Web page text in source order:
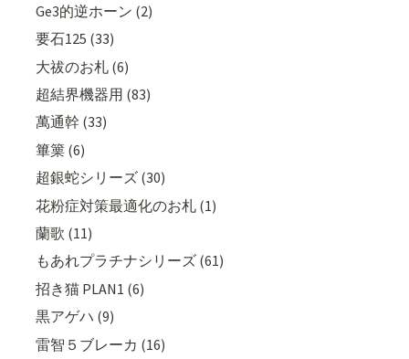
Ge3的逆ホーン (2)
要石125 (33)
大祓のお札 (6)
超結界機器用 (83)
萬通幹 (33)
篳篥 (6)
超銀蛇シリーズ (30)
花粉症対策最適化のお札 (1)
蘭歌 (11)
もあれプラチナシリーズ (61)
招き猫 PLAN1 (6)
黒アゲハ (9)
雷智５ブレーカ (16)